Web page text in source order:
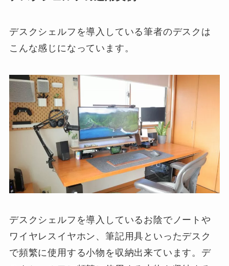
デスクシェルフを導入している筆者のデスクは
こんな感じになっています。
デスクシェルフを導入しているお陰でノートや
ワイヤレスイヤホン、筆記用具といったデスク
で頻繁に使用する小物を収納出来ています。デ